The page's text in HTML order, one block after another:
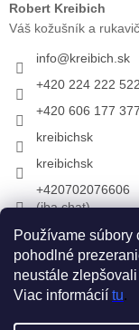
Používame súbory
pohodlné
neustále
Viac informácií tu.
Robert Kreibich
Váš kožušník a
info@kreibich.sk
+420 224 222 522
+420 606 177 377
kreibichsk
kreibichsk
+420702076606
(iba chat)
Prijímame